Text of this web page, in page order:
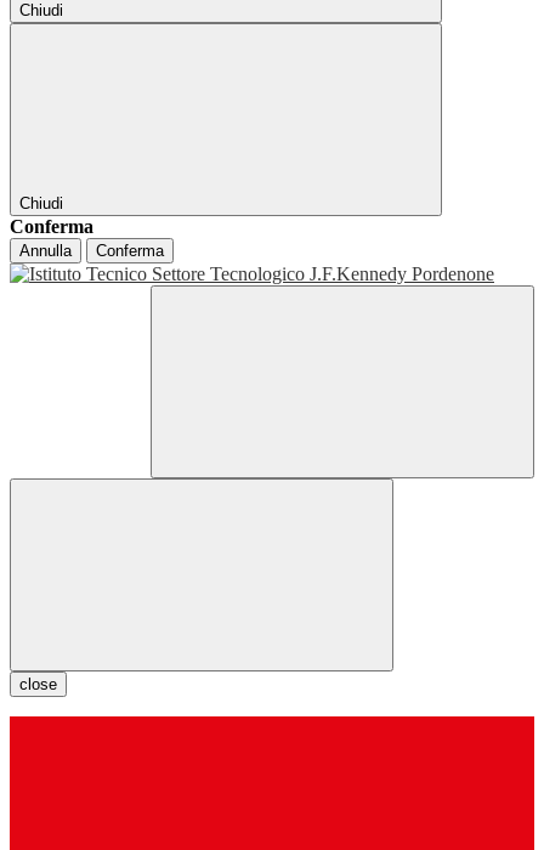
Chiudi
Chiudi
Conferma
Annulla Conferma
close